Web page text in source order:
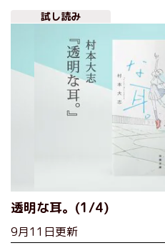
試し読み
透明な耳。(1/4)
9月11日更新